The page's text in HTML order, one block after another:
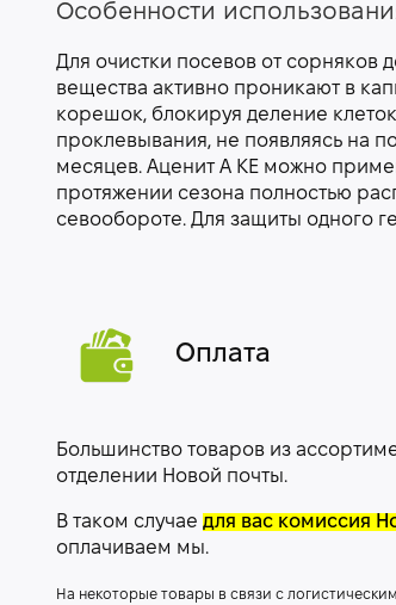
Особенности
Для очистки посевов от сорняков
вещества активно проникают в
корешок, блокируя деление
проклевывания, не появляясь на
месяцев. Аценит А КЕ можно
протяжении сезона полностью
севообороте. Для защиты одного
Оплата
Большинство товаров из
отделении Новой почты.
В таком случае для вас комиссия
оплачиваем мы.
На некоторые товары в связи с